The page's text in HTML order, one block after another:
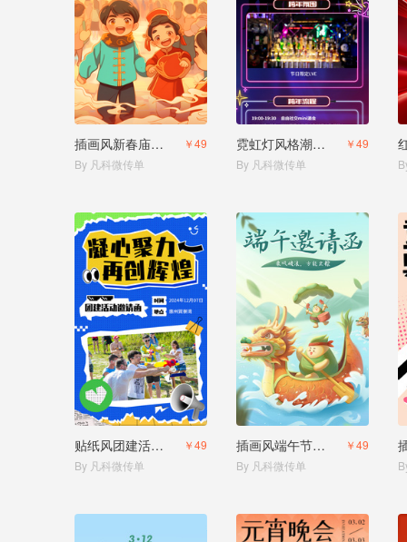
插画风新春庙会邀请函
￥49
By 凡科微传单
霓虹灯风格潮流现代跨年邀请函
￥49
By 凡科微传单
贴纸风团建活动员工活动邀请函
￥49
By 凡科微传单
插画风端午节活动邀请
￥49
By 凡科微传单